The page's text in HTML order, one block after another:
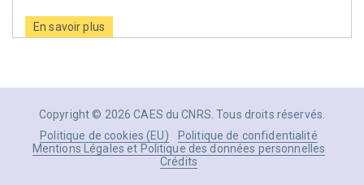
En savoir plus
Copyright © 2026 CAES du CNRS. Tous droits réservés.
Politique de cookies (EU)
Politique de confidentialité
Mentions Légales et Politique des données personnelles
Crédits